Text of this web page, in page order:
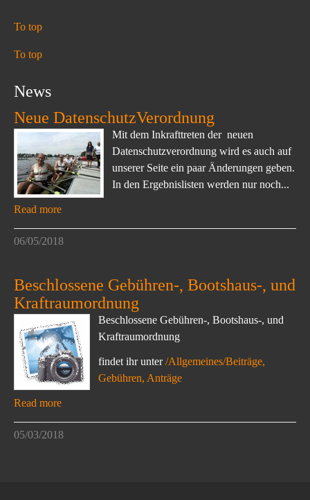
To top
To top
News
Neue DatenschutzVerordnung
Mit dem Inkrafttreten der neuen
Datenschutzverordnung wird es auch auf
unserer Seite ein paar Änderungen geben.
In den Ergebnislisten werden nur noch...
Read more
06/05/2018
Beschlossene Gebühren-, Bootshaus-, und
Kraftraumordnung
Beschlossene Gebühren-, Bootshaus-, und
Kraftraumordnung
findet ihr unter/Allgemeines/Beiträge,
Gebühren, Anträge
Read more
05/03/2018